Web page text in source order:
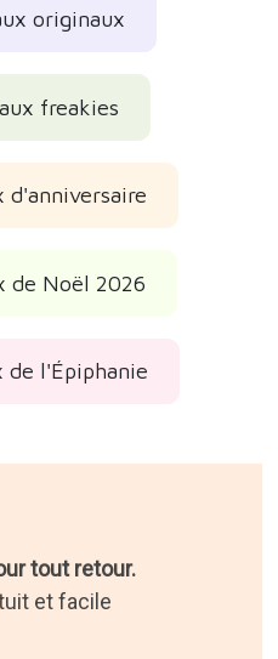
originaux
freakies
d'anniversaire
de Noël 2026
de l'Épiphanie
tout retour.
et facile